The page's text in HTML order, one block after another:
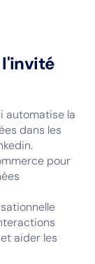
automatise la
dans les
pour
aider les